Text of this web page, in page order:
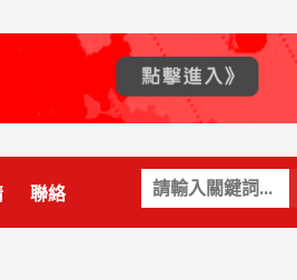
關
鍵
字:
聯絡